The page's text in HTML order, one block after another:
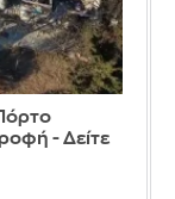
- Δείτε